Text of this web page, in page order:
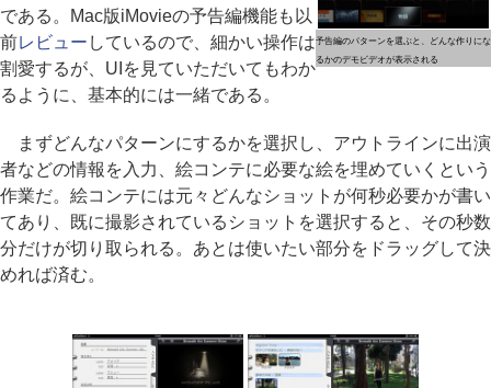
予告編のパターンを選ぶと、どんな作りにな
るかのデモビデオが表示される
である。Mac版iMovieの予告編機能も以
前レビュー しているので、細かい操作は
割愛するが、UIを見ていただいてもわか
るように、基本的には一緒である。
まずどんなパターンにするかを選択し、アウトラインに出演
者などの情報を入力、絵コンテに必要な絵を埋めていくという
作業だ。絵コンテには元々どんなショットが何秒必要かが書い
てあり、既に撮影されているショットを選択すると、その秒数
分だけが切り取られる。あとは使いたい部分をドラッグして決
めれば済む。